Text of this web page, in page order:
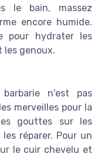
le bain, massez
encore humide.
pour hydrater les
les genoux.
n'est pas
merveilles pour la
gouttes sur les
réparer. Pour un
le cuir chevelu et